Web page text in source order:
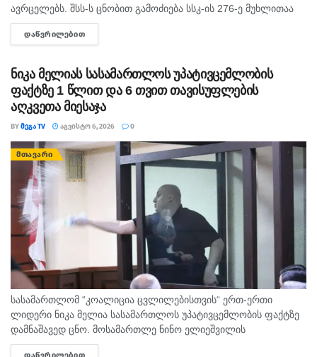
ავრცელებს. შსს-ს ცნობით გამოძიება სსკ-ის 276-ე მუხლითაა
დაწყებული, რაც ტრანსპორტის მოძრაობის უსაფრთხოების ან
ექსპლუატაციის წესის დარღვევას გულისხმობს.
ᲓᲐᲬᲕᲠᲘᲚᲔᲑᲘᲗ
ნიკა მელიას სასამართლოს უპატივცემლობის
ფაქტზე 1 წლით და 6 თვით თავისუფლების
აღკვეთა მიესაჯა
BYᲛᲔᲒᲐ TV ᲐᲒᲕᲘᲡᲢᲝ 6, 2026 0
ᲛᲗᲐᲕᲐᲠᲘ
სასამართლომ “კოალიცია ცვლილებისთვის“ ერთ-ერთი
ლიდერი ნიკა მელია სასამართლოს უპატივცემლობის ფაქტზე
დამნაშავედ ცნო. მოსამართლე ნინო ელიეშვილის
გადაწყვეტილებით, ნიკა მელიას 1 წლით და 6 თვით
ᲓᲐᲬᲕᲠᲘᲚᲔᲑᲘᲗ